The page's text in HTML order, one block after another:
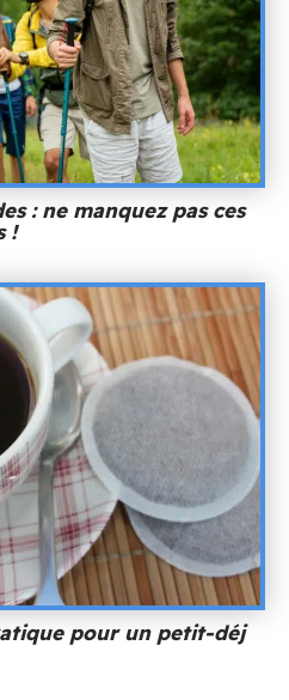
: ne manquez pas ces
!
pour un petit-déj